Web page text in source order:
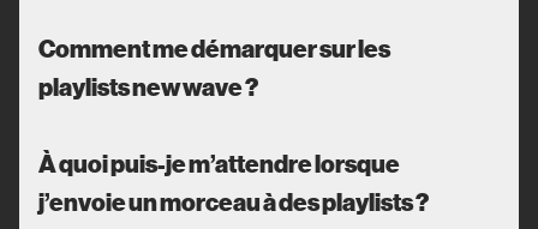
Comment me démarquer sur les
playlists new wave ?
À quoi puis-je m’attendre lorsque
j’envoie un morceau à des playlists ?